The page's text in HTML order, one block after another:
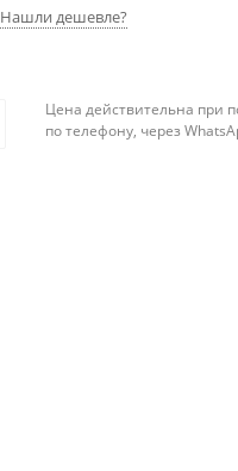
Нашли дешевле?
Цена действительна при
по телефону, через